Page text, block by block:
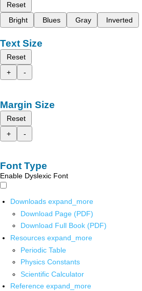
Reset
Bright
Blues Gray Inverted
Text Size
Reset
+
-
Margin Size
Reset
+
-
Font Type
Enable Dyslexic Font
Downloads expand_more
Download Page (PDF)
Download Full Book (PDF)
Resources expand_more
Periodic Table
Physics Constants
Scientific Calculator
Reference expand_more